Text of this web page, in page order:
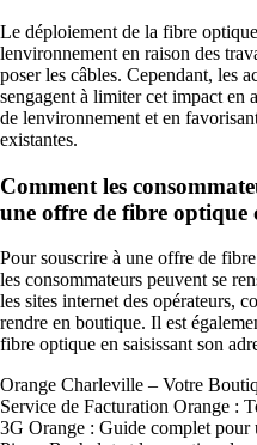
Le déploiement de la fibre
lenvironnement en raison des
poser les câbles. Cependant, les
sengagent à limiter cet impact en
de lenvironnement et en
existantes.
Comment les
une offre de fibre optique
Pour souscrire à une offre de
les consommateurs peuvent se
les sites internet des opérateurs,
rendre en boutique. Il est
fibre optique en saisissant son
Orange Charleville – Votre
Service de Facturation Orange :
3G Orange : Guide complet pour